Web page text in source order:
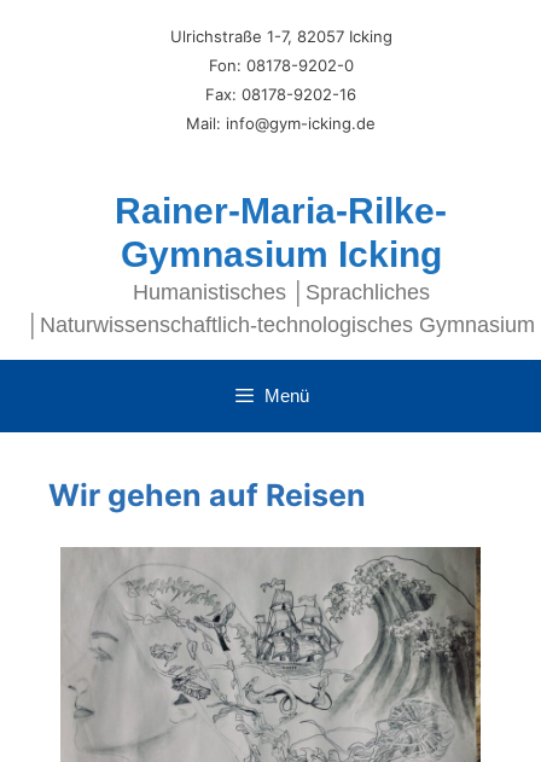
Ulrichstraße 1-7, 82057 Icking
Fon: 08178-9202-0
Fax: 08178-9202-16
Mail: info@gym-icking.de
Rainer-Maria-Rilke-
Gymnasium Icking
Humanistisches │Sprachliches
│Naturwissenschaftlich-technologisches Gymnasium
Menü
Wir gehen auf Reisen